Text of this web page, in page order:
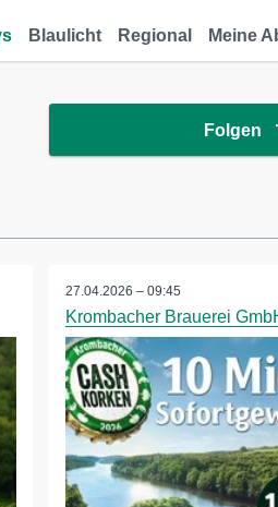
Blaulicht Regional Meine
Folgen
27.04.2026 – 09:45
Krombacher Brauerei